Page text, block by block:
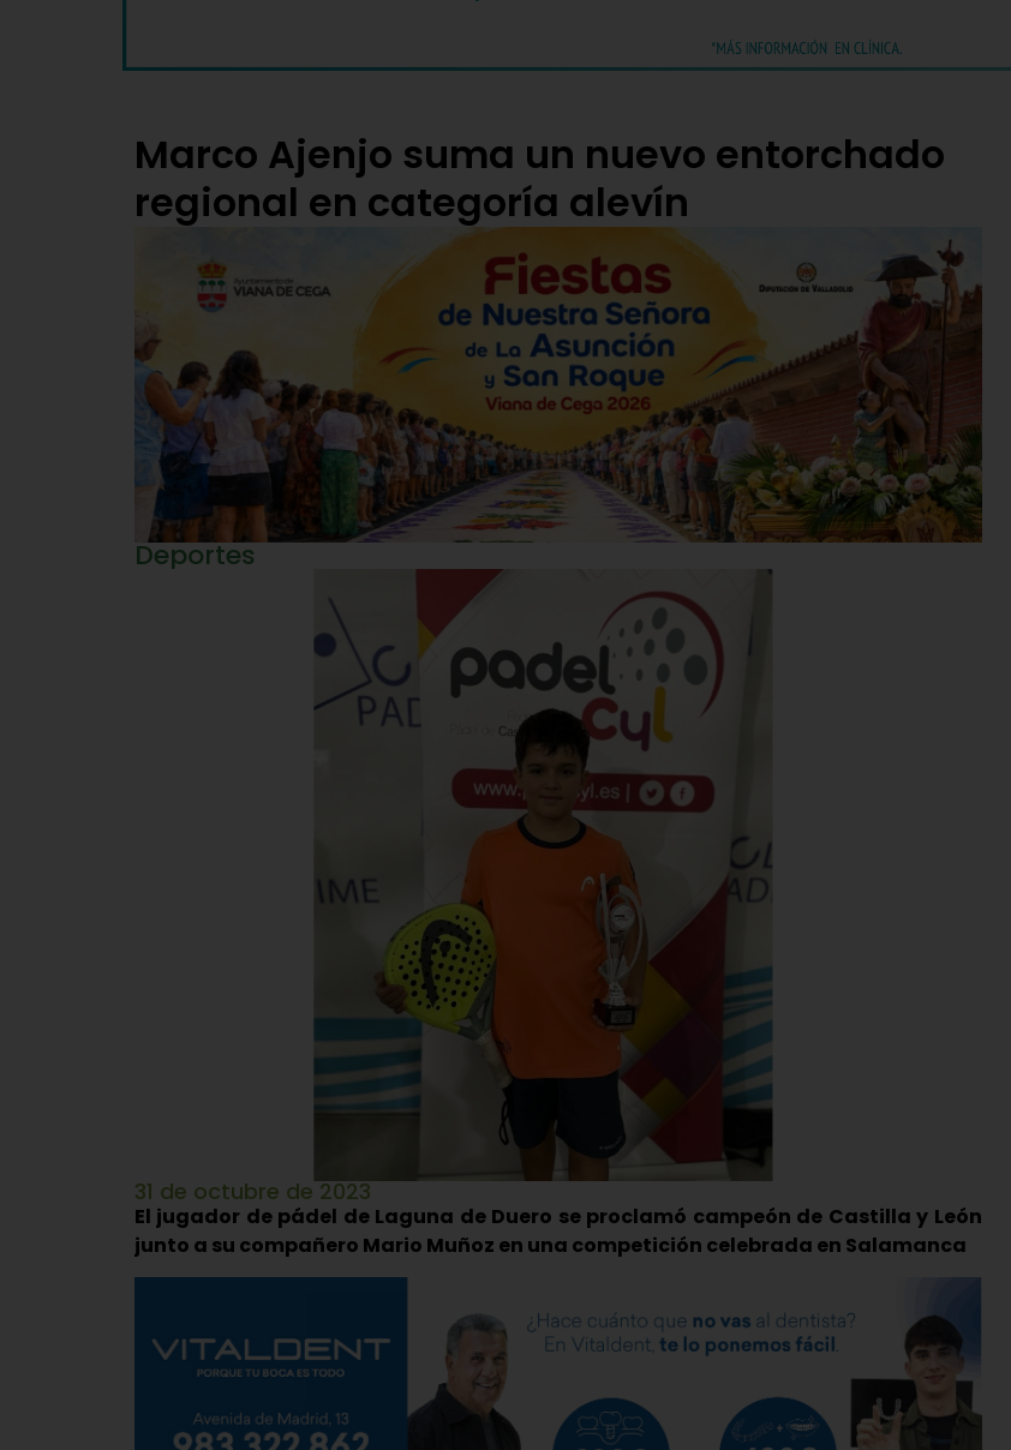
Marco Ajenjo suma un nuevo entorchado
regional en categoría alevín
Deportes
31 de octubre de 2023
El jugador de pádel de Laguna de Duero se proclamó campeón de Castilla y León
junto a su compañero Mario Muñoz en una competición celebrada en Salamanca